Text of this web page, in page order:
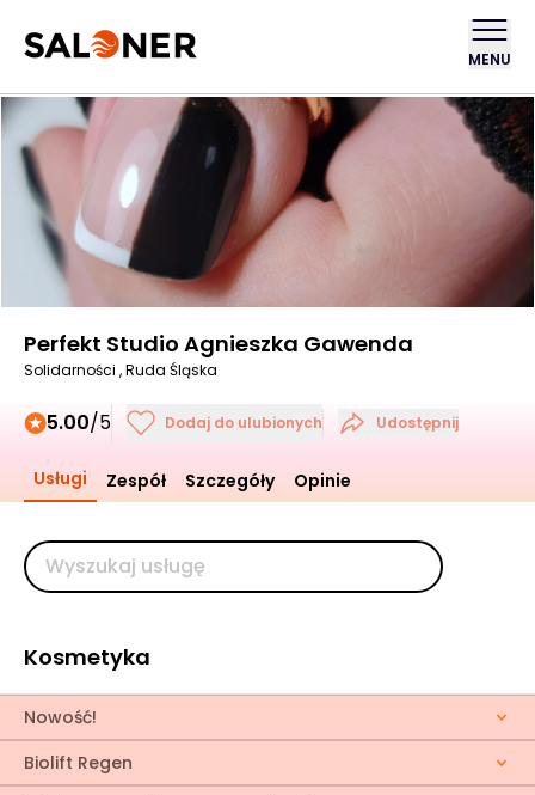
MENU
Perfekt Studio Agnieszka Gawenda
Solidarności , Ruda Śląska
5.00/5 Dodaj do ulubionych Udostępnij
Usługi Zespół Szczegóły Opinie
Kosmetyka
Nowość!
Biolift Regen